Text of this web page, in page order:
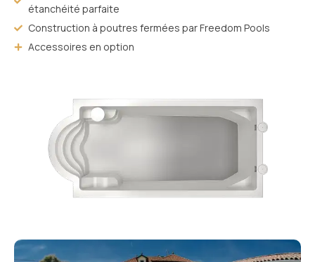
étanchéité parfaite
Construction à poutres fermées par Freedom Pools
Accessoires en option